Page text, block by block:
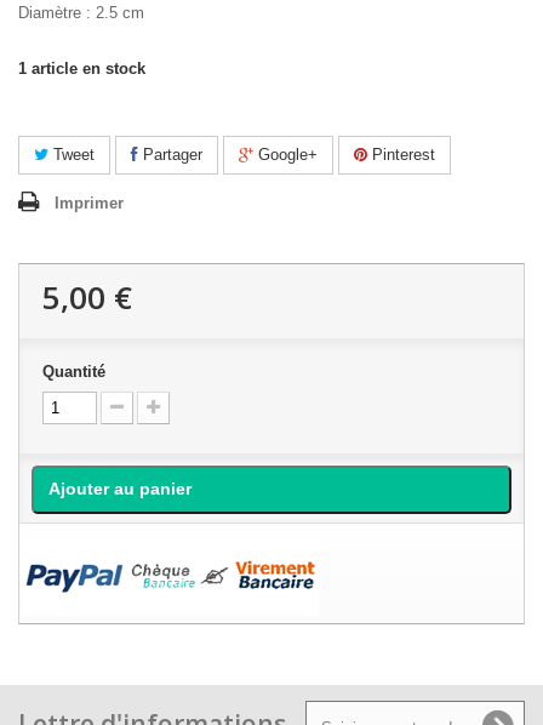
Diamètre : 2.5 cm
1 article en stock
Tweet Partager Google+ Pinterest
Imprimer
5,00 €
Quantité
Ajouter au panier